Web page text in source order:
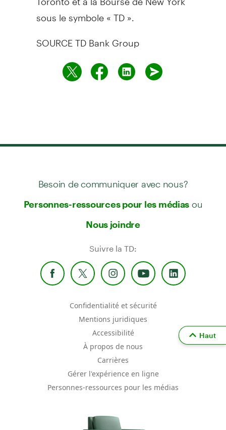
sous le symbole « TD ».
SOURCE TD Bank Group
Besoin de communiquer avec nous?
Personnes-ressources pour les médias ou
Nous joindre
Suivre la TD:
Confidentialité et sécurité
Mentions juridiques
Accessibilité
À propos de nous
Carrières
Gérer l'expérience en ligne
Personnes-ressources pour les médias
Haut